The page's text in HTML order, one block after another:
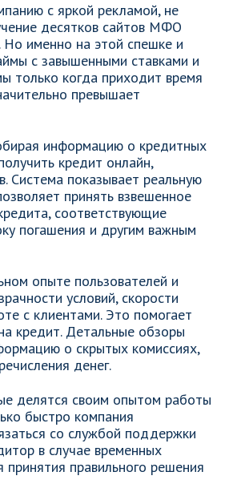
с яркой рекламой, не
десятков сайтов МФО
Но именно на этой спешке и
с завышенными ставками и
только когда приходит время
превышает
информацию о кредитных
кредит онлайн,
Система показывает реальную
принять взвешенное
соответствующие
погашения и другим важным
опыте пользователей и
условий, скорости
с клиентами. Это помогает
кредит. Детальные обзоры
о скрытых комиссиях,
денег.
делятся своим опытом работы
быстро компания
со службой поддержки
в случае временных
правильного решения